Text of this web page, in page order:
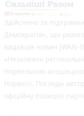
Здійснено за
Демократія», що
видавців новин (WAN-
«Незалежні
Норвезькою
Норвегії. Погляди
офіційну позицію